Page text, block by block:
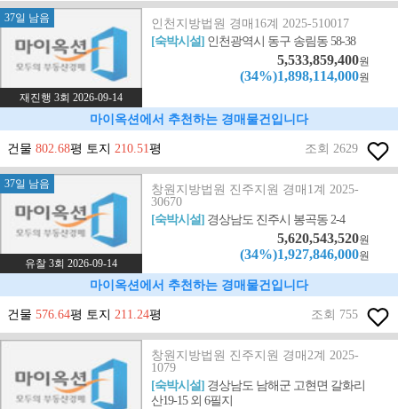
37일 남음
재진행 3회 2026-09-14
인천지방법원 경매16계 2025-510017
[숙박시설] 인천광역시 동구 송림동 58-38
5,533,859,400원
(34%)1,898,114,000원
마이옥션에서 추천하는 경매물건입니다
건물 802.68평 토지 210.51평 조회 2629
37일 남음
유찰 3회 2026-09-14
창원지방법원 진주지원 경매1계 2025-
30670
[숙박시설] 경상남도 진주시 봉곡동 2-4
5,620,543,520원
(34%)1,927,846,000원
마이옥션에서 추천하는 경매물건입니다
건물 576.64평 토지 211.24평 조회 755
창원지방법원 진주지원 경매2계 2025-
1079
[숙박시설] 경상남도 남해군 고현면 갈화리
산19-15 외 6필지